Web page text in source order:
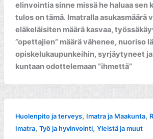
elinvointia sinne missä he haluaa sen
tulos on tämä. Imatralla asukasmäärä
eläkeläisiten määrä kasvaa,
”opettajien” määrä vähenee, nuoriso
opiskelukaupunkeihin, syrjäytyneet
kuntaan odottelemaan ”ihmettä”
Huolenpito ja terveys, Imatra ja Maakunta,
Imatra, Työ ja hyvinvointi, Yleistä ja muut